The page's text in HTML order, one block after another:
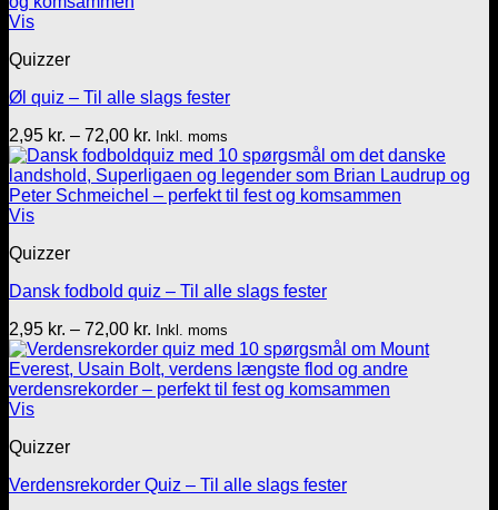
Vis
Quizzer
Øl quiz – Til alle slags fester
2,95 kr. – 72,00 kr. Prisinterval:
2,95 kr.
til
72,00 kr.
Inkl. moms
Vis
Quizzer
Dansk fodbold quiz – Til alle slags fester
2,95 kr. – 72,00 kr. Prisinterval:
2,95 kr.
til
72,00 kr.
Inkl. moms
Vis
Quizzer
Verdensrekorder Quiz – Til alle slags fester